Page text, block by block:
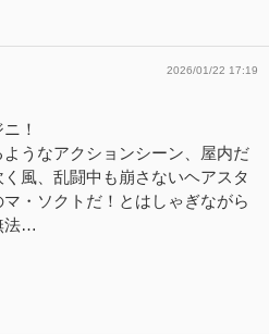
2026/01/22 17:19
！
うなアクションシーン、屋内だ
風、乱闘中も崩さないヘアスタ
・ソクトだ！とはしゃぎながら
法…